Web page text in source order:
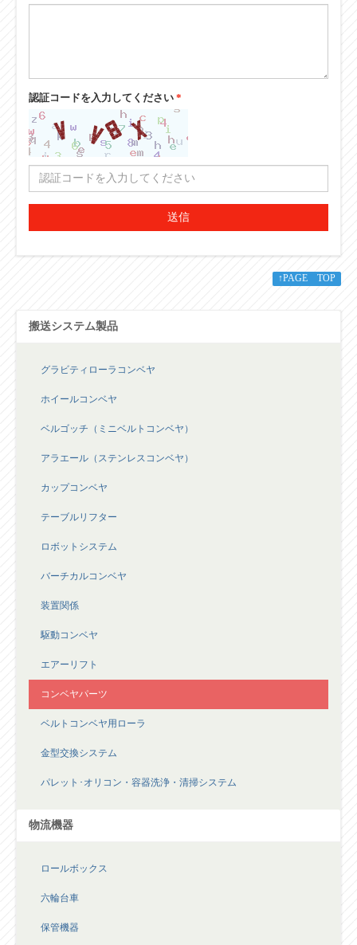
認証コードを入力してください *
送信
↑PAGE TOP
搬送システム製品
グラビティローラコンベヤ
ホイールコンベヤ
ベルゴッチ（ミニベルトコンベヤ）
アラエール（ステンレスコンベヤ）
カップコンベヤ
テーブルリフター
ロボットシステム
バーチカルコンベヤ
装置関係
駆動コンベヤ
エアーリフト
コンベヤパーツ
ベルトコンベヤ用ローラ
金型交換システム
パレット･オリコン・容器洗浄・清掃システム
物流機器
ロールボックス
六輪台車
保管機器